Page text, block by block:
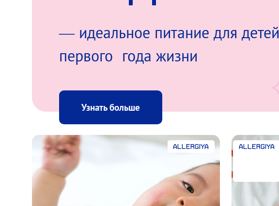
— идеальное питание для детей
первого года жизни
Узнать больше
Allergiya Allergiya